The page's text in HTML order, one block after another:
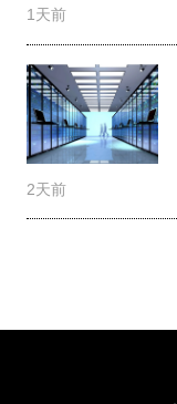
1天前
2天前